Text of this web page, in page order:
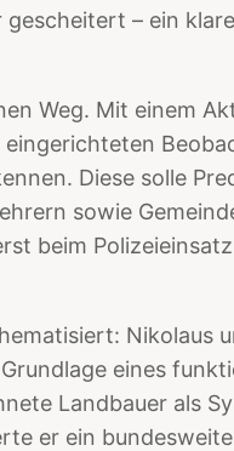
– ein
Weg. Mit einem
Diese solle
sowie
beim
Nikolaus
eines
Landbauer als
er ein